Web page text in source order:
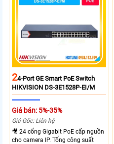
24-Port GE Smart PoE Switch
HIKVISION DS-3E1528P-EI/M
Giá bán: 5%-35%
Giá Gốc: Liên hệ
🎥 24 cổng Gigabit PoE cấp nguồn
cho camera IP. Tổng công suất